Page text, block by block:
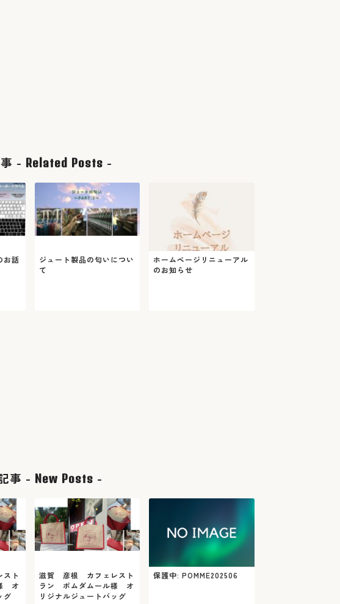
- Related Posts -
お話
ジュート製品の匂いについ
て
ホームページリニューアル
のお知らせ
事 - New Posts -
ト
オ
グ
滋賀 彦根 カフェレスト
ラン ポムダムール様 オ
リジナルジュートバッグ
保護中: POMME202506